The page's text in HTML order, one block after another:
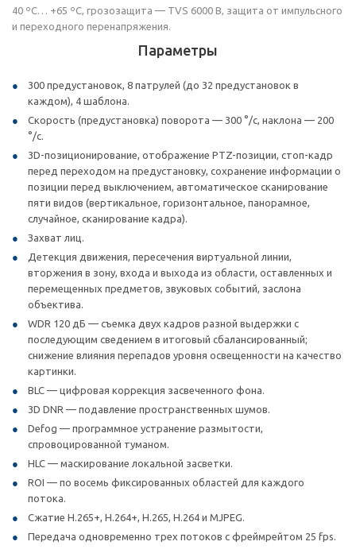
40 ºС… +65 ºС, грозозащита — TVS 6000 В, защита от импульсного
и переходного перенапряжения.
Параметры
300 предустановок, 8 патрулей (до 32 предустановок в
каждом), 4 шаблона.
Скорость (предустановка) поворота — 300 °/с, наклона — 200
°/с.
3D-позиционирование, отображение PTZ-позиции, стоп-кадр
перед переходом на предустановку, сохранение информации о
позиции перед выключением, автоматическое сканирование
пяти видов (вертикальное, горизонтальное, панорамное,
случайное, сканирование кадра).
Захват лиц.
Детекция движения, пересечения виртуальной линии,
вторжения в зону, входа и выхода из области, оставленных и
перемещенных предметов, звуковых событий, заслона
объектива.
WDR 120 дБ — съемка двух кадров разной выдержки с
последующим сведением в итоговый сбалансированный;
снижение влияния перепадов уровня освещенности на качество
картинки.
BLC — цифровая коррекция засвеченного фона.
3D DNR — подавление пространственных шумов.
Defog — программное устранение размытости,
спровоцированной туманом.
HLC — маскирование локальной засветки.
ROI — по восемь фиксированных областей для каждого
потока.
Сжатие H.265+, H.264+, H.265, H.264 и MJPEG.
Передача одновременно трех потоков с фреймрейтом 25 fps.